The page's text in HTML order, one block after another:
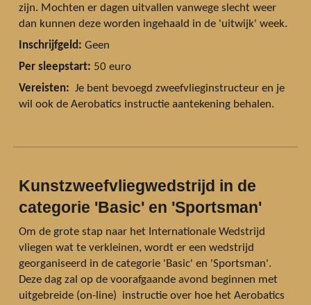
zijn. Mochten er dagen uitvallen vanwege slecht weer
dan kunnen deze worden ingehaald in de 'uitwijk' week.
Inschrijfgeld: Geen
Per sleepstart: 50 euro
Vereisten: Je bent bevoegd zweefvlieginstructeur en je
wil ook de Aerobatics instructie aantekening behalen.
Kunstzweefvliegwedstrijd in de
categorie 'Basic' en 'Sportsman'
Om de grote stap naar het Internationale Wedstrijd
vliegen wat te verkleinen, wordt er een wedstrijd
georganiseerd in de categorie 'Basic' en 'Sportsman'.
Deze dag zal op de voorafgaande avond beginnen met
uitgebreide (on-line) instructie over hoe het Aerobatics